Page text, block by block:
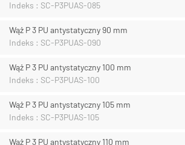
Indeks : SC-P3PUAS-085
Wąż P 3 PU antystatyczny 90 mm
Indeks : SC-P3PUAS-090
Wąż P 3 PU antystatyczny 100 mm
Indeks : SC-P3PUAS-100
Wąż P 3 PU antystatyczny 105 mm
Indeks : SC-P3PUAS-105
Wąż P 3 PU antystatyczny 110 mm